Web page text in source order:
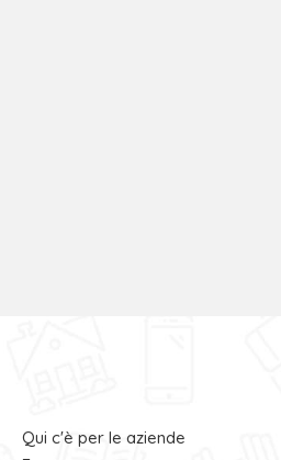
Qui c'è per le aziende